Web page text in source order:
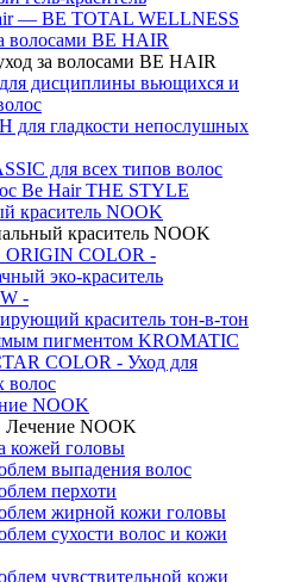
— BE TOTAL WELLNESS
волосами BE HAIR
за волосами BE HAIR
дисциплины вьющихся и
для гладкости непослушных
для всех типов волос
Be Hair THE STYLE
краситель NOOK
краситель NOOK
COLOR -
эко-краситель
-
краситель тон-в-тон
пигментом KROMATIC
COLOR - Уход для
волос
NOOK
Лечение NOOK
кожей головы
выпадения волос
перхоти
жирной кожи головы
сухости волос и кожи
чувствительной кожи